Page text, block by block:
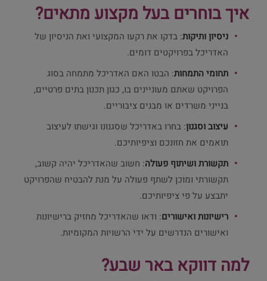
איך בוחרים בעל מקצוע מתאים?
ניסיון ותיקות: בדקו את רקעו המקצועי ואת הניסיון של
האדריכל בפרויקטים דומים.
תחומי התמחות: הבטו האם האדריכל מתמחה בסוג
הפרויקט שאתם מעוניינים בו, כגון תכנון בתים פרטיים,
בנייני משרדים או מבנים ציבוריים.
עיצוב וסגנון: בחרו באדריכל שסגנונו וגישתו לעיצוב
תואמים את חזונכם וציפיותיכם.
תקשורת ושיתוף פעולה: חשוב שהאדריכל יהיה קשוב,
תקשורתי ומוכן לשתף פעולה על מנת להבטיח שהפרויקט
יתבצע על פי ציפיותיכם.
רישיונות ואישורים: ודאו שהאדריכל מחזיק ברישיונות
ואישורים הנדרשים על ידי הרשויות המקומיות.
למה דווקא באר שבע?